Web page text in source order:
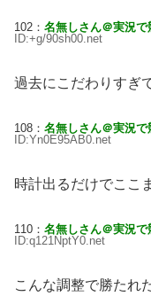
102： 名無しさん＠実況で
ID:+g/90sh00.net
過去にこだわりすぎ
108： 名無しさん＠実況で
ID:Yn0E95AB0.net
時計出るだけでここ
110： 名無しさん＠実況で
ID:q121NptY0.net
こんな調整で勝たれ